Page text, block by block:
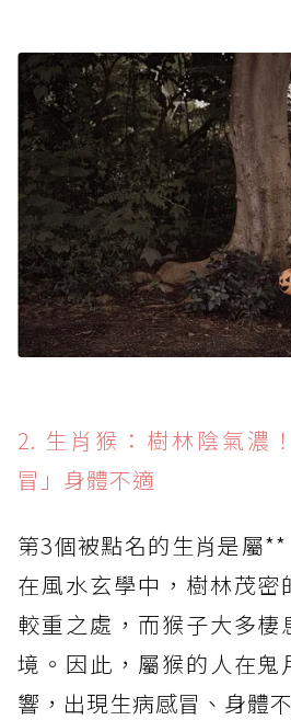
2. 生肖猴：樹林陰氣濃
冒」身體不適
第3個被點名的生肖是屬
在風水玄學中，樹林茂密
較重之處，而猴子大多棲
境。因此，屬猴的人在鬼
響，出現生病感冒、身體